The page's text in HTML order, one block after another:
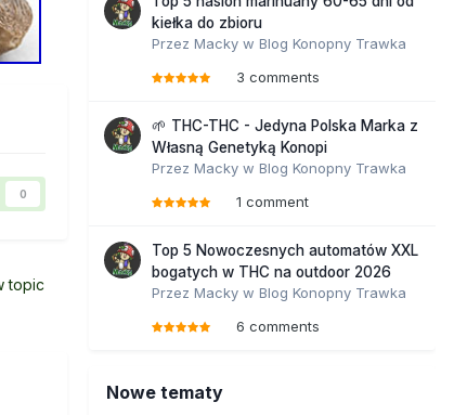
0
topic
kiełka do zbioru
Przez Macky w Blog Konopny Trawka
3 comments
🌱 THC-THC - Jedyna Polska Marka z
Własną Genetyką Konopi
Przez Macky w Blog Konopny Trawka
1 comment
Top 5 Nowoczesnych automatów XXL
bogatych w THC na outdoor 2026
Przez Macky w Blog Konopny Trawka
6 comments
Nowe tematy